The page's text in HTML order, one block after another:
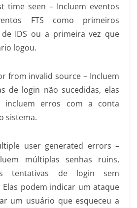
time seen – Incluem eventos
FTS como primeiros
de IDS ou a primeira vez que
logou.
from invalid source – Incluem
de login não sucedidas, elas
incluem erros com a conta
sistema.
user generated errors –
múltiplas senhas ruins,
tentativas de login sem
Elas podem indicar um ataque
um usuário que esqueceu a